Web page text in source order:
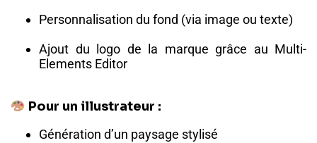
Personnalisation du fond (via image ou texte)
Ajout du logo de la marque grâce au Multi-
Elements Editor
Pour un illustrateur :
Génération d’un paysage stylisé